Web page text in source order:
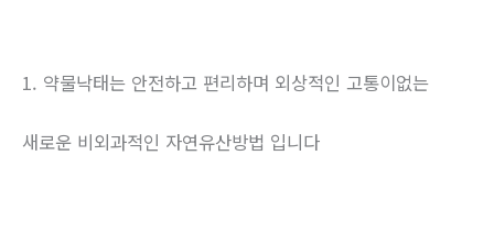
1. 약물낙태는 안전하고 편리하며 외상적인 고통이없는
새로운 비외과적인 자연유산방법 입니다